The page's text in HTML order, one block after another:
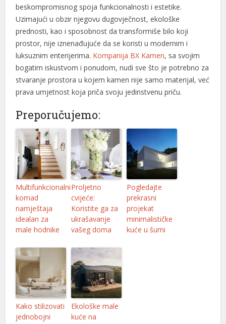
beskompromisnog spoja funkcionalnosti i estetike.
Uzimajući u obzir njegovu dugovječnost, ekološke
prednosti, kao i sposobnost da transformiše bilo koji
prostor, nije iznenađujuće da se koristi u modernim i
luksuznim enterijerima. Kompanija BX Kamen, sa svojim
bogatim iskustvom i ponudom, nudi sve što je potrebno za
stvaranje prostora u kojem kamen nije samo materijal, već
prava umjetnost koja priča svoju jedinstvenu priču.
Preporučujemo:
Multifunkcionalni
komad
namještaja
idealan za
male hodnike
Proljetno
cvijeće:
Koristite ga za
ukrašavanje
vašeg doma
Pogledajte
prekrasni
projekat
minimalističke
kuće u šumi
Kako stilizovati
jednobojni
Ekološke male
kuće na